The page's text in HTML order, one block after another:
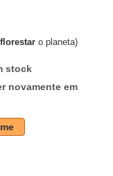
o planeta)
stock
novamente em